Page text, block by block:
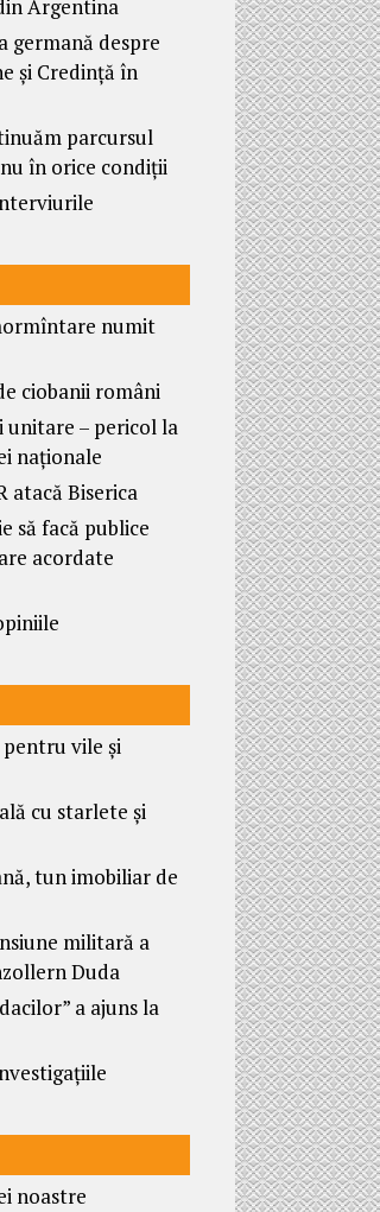
Argentina
germană despre
și Credință în
parcursul
în orice condiții
numit
ciobanii români
unitare – pericol la
naționale
atacă Biserica
să facă publice
acordate
pentru vile și
cu starlete și
tun imobiliar de
militară a
Duda
a ajuns la
noastre